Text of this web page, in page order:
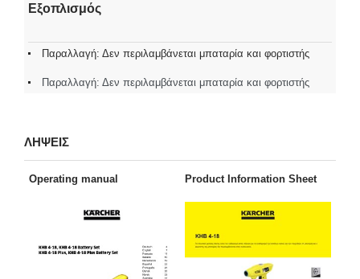
Εξοπλισμός
Παραλλαγή: Δεν περιλαμβάνεται μπαταρία και φορτιστής
Παραλλαγή: Δεν περιλαμβάνεται μπαταρία και φορτιστής
ΛΗΨΕΙΣ
Operating manual Product Information Sheet